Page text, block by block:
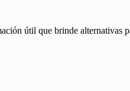
útil que brinde alternativas